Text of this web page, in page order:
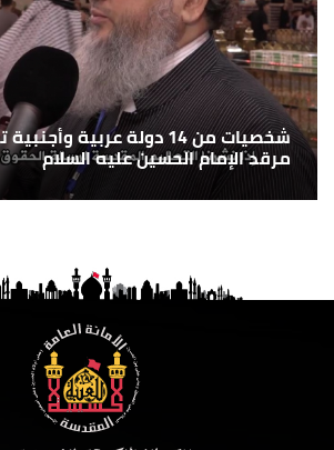
شخصيات من 14 دولة عربية
مرقد الإمام الحسين عليه السلام